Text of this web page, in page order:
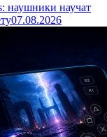
наушники научат
07.08.2026